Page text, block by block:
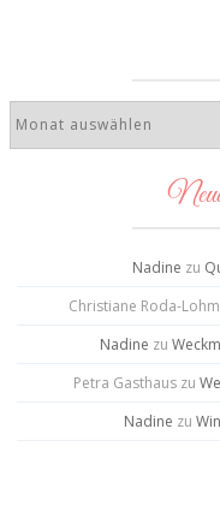
Nadine zu
Christiane Roda-
Nadine zu
Petra Gasthauszu
Nadine zu